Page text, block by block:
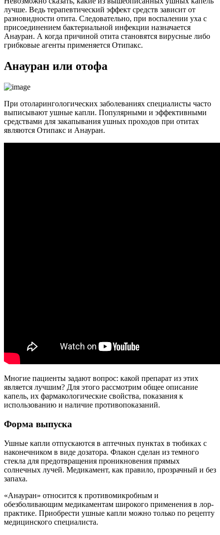
лучше. Ведь терапевтический эффект средств зависит от
разновидности отита. Следовательно, при воспалении уха с
присоединением бактериальной инфекции назначается
Анауран. А когда причиной отита становятся вирусные либо
грибковые агенты применяется Отипакс.
Анауран или отофа
При отоларингологических заболеваниях специалисты часто
выписывают ушные капли. Популярными и эффективными
средствами для закапывания ушных проходов при отитах
являются Отипакс и Анауран.
Многие пациенты задают вопрос: какой препарат из этих
является лучшим? Для этого рассмотрим общее описание
капель, их фармакологические свойства, показания к
использованию и наличие противопоказаний.
Форма выпуска
Ушные капли отпускаются в аптечных пунктах в тюбиках с
наконечником в виде дозатора. Флакон сделан из темного
стекла для предотвращения проникновения прямых
солнечных лучей. Медикамент, как правило, прозрачный и без
запаха.
«Анауран» относится к противомикробным и
обезболивающим медикаментам широкого применения в лор-
практике. Приобрести ушные капли можно только по рецепту
медицинского специалиста.